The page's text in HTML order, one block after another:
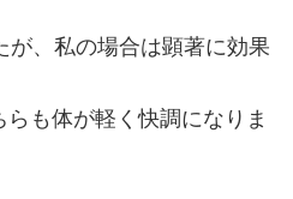
が、私の場合は顕著に効果
も体が軽く快調になりま